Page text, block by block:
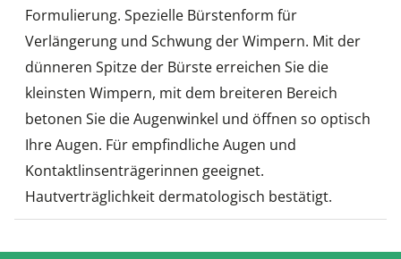
Formulierung. Spezielle Bürstenform für
Verlängerung und Schwung der Wimpern. Mit der
dünneren Spitze der Bürste erreichen Sie die
kleinsten Wimpern, mit dem breiteren Bereich
betonen Sie die Augenwinkel und öffnen so optisch
Ihre Augen. Für empfindliche Augen und
Kontaktlinsenträgerinnen geeignet.
Hautverträglichkeit dermatologisch bestätigt.